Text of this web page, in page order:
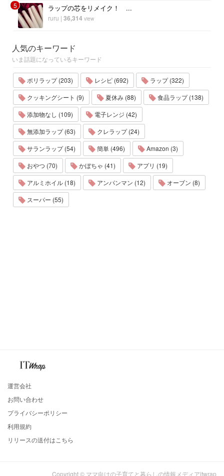
5 ラップの芯をリメイク！ ...
ruru | 36,314 view
人気のキーワード
いま話題になっているキーワード
ポリラップ (203) レシピ (692)
ラップ (322)
クッキングシート (9)
夏休み (88)
食品ラップ (138)
添加物なし (109)
電子レンジ (42)
無添加ラップ (63)
クレラップ (24)
サランラップ (54)
簡単 (496)
Amazon (3)
おやつ (70)
かぼちゃ (41)
アプリ (19)
アルミホイル (18)
アンパンマン (12)
オーブン (8)
スーパー (55)
運営会社
お問い合わせ
プライバシーポリシー
利用規約
リリースの送付はこちら
Copyright © ママ向けの子育てと暮らしの情報メディアitwrap